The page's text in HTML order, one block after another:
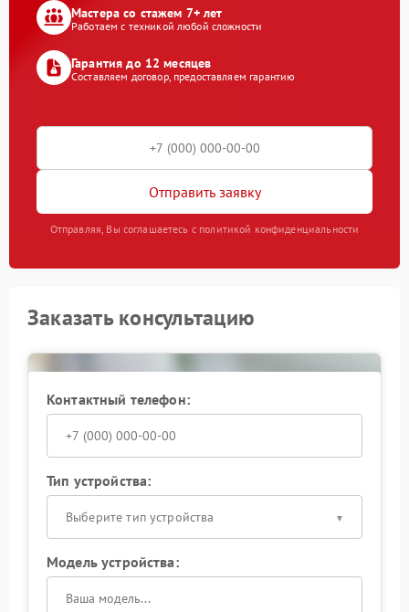
Мастера со стажем 7+ лет
Работаем с техникой любой сложности
Гарантия до 12 месяцев
Составляем договор, предоставляем гарантию
Отправить заявку
Отправляя, Вы соглашаетесь с политикой конфиденциальности
Заказать консультацию
Контактный телефон:
Тип устройства:
Выберите тип устройства
Модель устройства: